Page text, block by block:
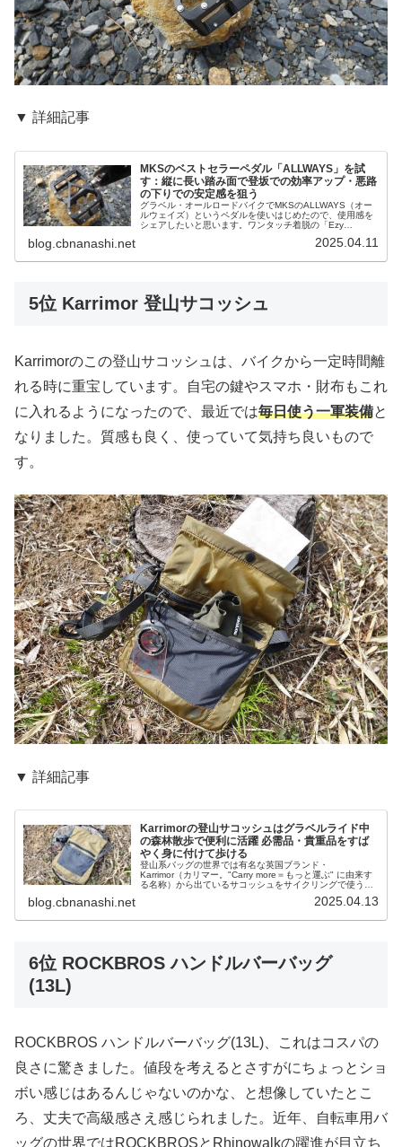
▼ 詳細記事
MKSのベストセラーペダル「ALLWAYS」を試
す：縦に長い踏み面で登坂での効率アップ・悪路
の下りでの安定感を狙う
グラベル・オールロードバイクでMKSのALLWAYS（オー
ルウェイズ）というペダルを使いはじめたので、使用感を
シェアしたいと思います。ワンタッチ着脱の「Ezy
blog.cbnanashi.net 2025.04.11
5位 Karrimor 登山サコッシュ
Karrimorのこの登山サコッシュは、バイクから一定時間離
れる時に重宝しています。自宅の鍵やスマホ・財布もこれ
に入れるようになったので、最近では毎日使う一軍装備と
なりました。質感も良く、使っていて気持ち良いもので
す。
▼ 詳細記事
Karrimorの登山サコッシュはグラベルライド中
の森林散歩で便利に活躍 必需品・貴重品をすば
やく身に付けて歩ける
登山系バッグの世界では有名な英国ブランド・
Karrimor（カリマー。"Carry more＝もっと運ぶ" に由来す
る名称）から出ているサコッシュをサイクリングで使うよ
blog.cbnanashi.net 2025.04.13
6位 ROCKBROS ハンドルバーバッグ
(13L)
ROCKBROS ハンドルバーバッグ(13L)、これはコスパの
良さに驚きました。値段を考えるとさすがにちょっとショ
ボい感じはあるんじゃないのかな、と想像していたとこ
ろ、丈夫で高級感さえ感じられました。近年、自転車用バ
ッグの世界ではROCKBROSとRhinowalkの躍進が目立ち